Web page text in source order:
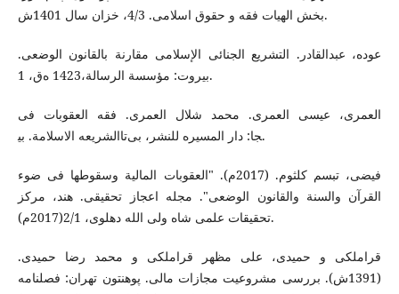
بخش الهیات فقه و حقوق اسلامی. 4/3، خزان سال 1401ش.
عوده، عبدالقادر. التشریع الجنائی الإسلامی مقارنة بالقانون الوضعی.
بیروت: مؤسسة الرسالة،1423 ه‌ق، 1.
العمری، عیسی العمری. محمد شلال العمری. فقه العقوبات فی
الشریعه الاسلامة. بی‎جا: دار المسیره للنشر، بی‌تا.
فیضی، تبسم کلثوم. (2017م). "العقوبات المالیة وسقوطها فی ضوء
القرآن والسنة والقانون الوضعی". مجله اعجاز تحقیقی. هند، مرکز
تحقیقات علمی شاه ولی الله دهلوی، 2/1(2017م).
قراملکی و حمیدی، علی مظهر قراملکی و محمد رضا حمیدی.
(1391ش). بررسی مشروعیت مجازات مالی. پوهنتون تهران: فصلنامه